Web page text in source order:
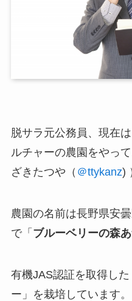
脱サラ元公務員、現在は
ルチャーの農園 をやっ
ざきたつや（ ＠ttykanz)
農園の名前は長野県安
で「 ブルーベリーの森
有機JAS認証を取得し
ー」を栽培しています。